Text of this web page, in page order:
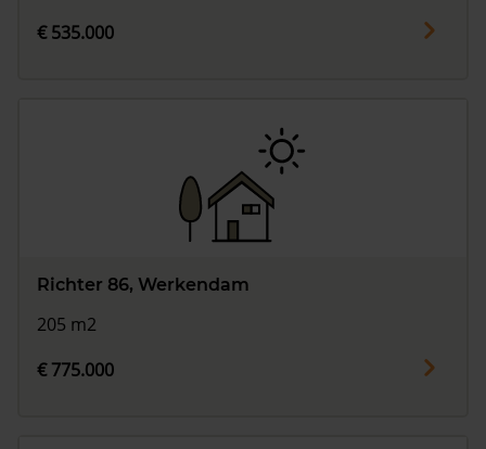
€ 535.000
Richter 86, Werkendam
205 m2
€ 775.000